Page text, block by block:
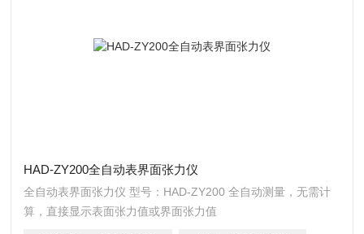
HAD-ZY200全自动表界面张力仪
全自动表界面张力仪 型号：HAD-ZY200 全自动测量，无需计
算，直接显示表面张力值或界面张力值